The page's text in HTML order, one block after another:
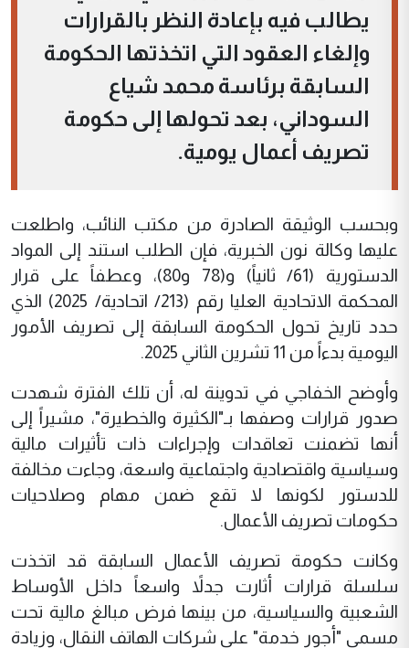
يطالب فيه بإعادة النظر بالقرارات
وإلغاء العقود التي اتخذتها الحكومة
السابقة برئاسة محمد شياع
السوداني، بعد تحولها إلى حكومة
تصريف أعمال يومية.
وبحسب الوثيقة الصادرة من مكتب النائب، واطلعت
عليها وكالة نون الخبرية، فإن الطلب استند إلى المواد
الدستورية (61/ ثانياً) و(78 و80)، وعطفاً على قرار
المحكمة الاتحادية العليا رقم (213/ اتحادية/ 2025) الذي
حدد تاريخ تحول الحكومة السابقة إلى تصريف الأمور
اليومية بدءاً من 11 تشرين الثاني 2025.
وأوضح الخفاجي في تدوينة له، أن تلك الفترة شهدت
صدور قرارات وصفها بـ"الكثيرة والخطيرة"، مشيراً إلى
أنها تضمنت تعاقدات وإجراءات ذات تأثيرات مالية
وسياسية واقتصادية واجتماعية واسعة، وجاءت مخالفة
للدستور لكونها لا تقع ضمن مهام وصلاحيات
حكومات تصريف الأعمال.
وكانت حكومة تصريف الأعمال السابقة قد اتخذت
سلسلة قرارات أثارت جدلاً واسعاً داخل الأوساط
الشعبية والسياسية، من بينها فرض مبالغ مالية تحت
مسمى "أجور خدمة" على شركات الهاتف النقال، وزيادة